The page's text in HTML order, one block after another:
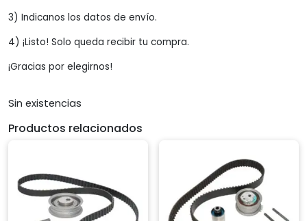
3) Indicanos los datos de envío.
4) ¡Listo! Solo queda recibir tu compra.
¡Gracias por elegirnos!
Sin existencias
Productos relacionados